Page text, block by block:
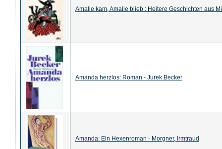
Amalie kam, Amalie blieb : Heitere Geschichten aus
Amanda herzlos: Roman - Jurek Becker
Amanda: Ein Hexenroman - Morgner, Irmtraud